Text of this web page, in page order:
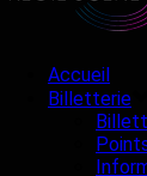
Accueil
Billetterie